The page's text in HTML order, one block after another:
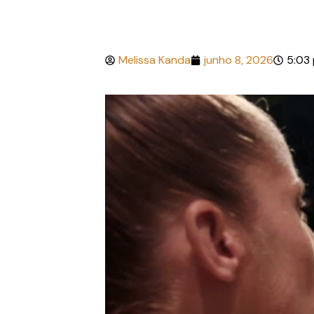
Melissa Kanda junho 8, 2026 5:03